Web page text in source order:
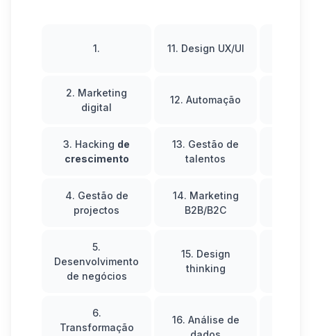
1. 11. Design UX/UI
2. Marketing
digital
12. Automação
3. Hacking de
crescimento
13. Gestão de
talentos
4. Gestão de
projectos
14. Marketing
B2B/B2C
5.
Desenvolvimento
de negócios
15. Design
thinking
6.
Transformação
16. Análise de